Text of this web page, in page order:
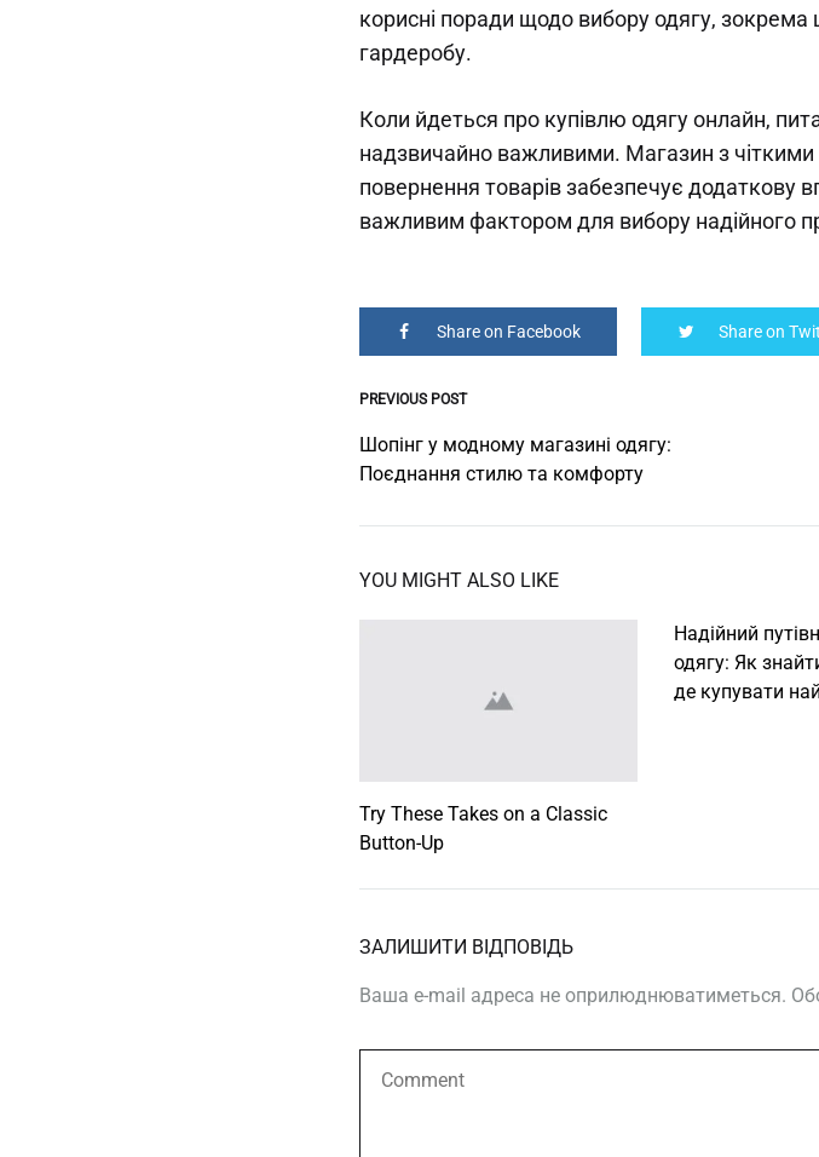
корисні поради щодо вибору одягу, зокрема
гардеробу.
Коли йдеться про купівлю одягу онлайн,
надзвичайно важливими. Магазин з чіткими
повернення товарів забезпечує додаткову
важливим фактором для вибору надійного
Share on Facebook Share on
Post
navigation
PREVIOUS POST
Шопінг у модному магазині одягу:
Поєднання стилю та комфорту
YOU MIGHT ALSO LIKE
Try These Takes on a Classic
Button-Up
Надійний
одягу: Як
де купувати
ЗАЛИШИТИ ВІДПОВІДЬ
Ваша e-mail адреса не оприлюднюватиметься.